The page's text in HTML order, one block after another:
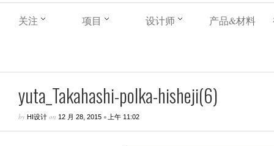
关注 项目 设计师 产品&材料
yuta_Takahashi-polka-hisheji(6)
by HI设计 on 12 月 28, 2015 • 上午 11:02